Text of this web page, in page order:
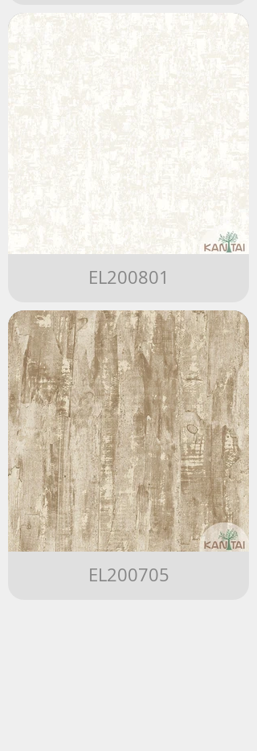
EL200801
EL200705